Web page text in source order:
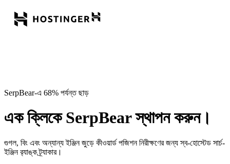
SerpBear-এ 68% পর্যন্ত ছাড়
এক ক্লিকে SerpBear স্থাপন করুন।
গুগল, বিং এবং অন্যান্য ইঞ্জিন জুড়ে কীওয়ার্ড পজিশন নিরীক্ষণের জন্য স্ব-হোস্টেড সার্চ-
ইঞ্জিন র‍্যাঙ্ক ট্র্যাকার।